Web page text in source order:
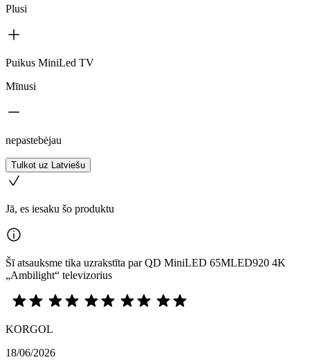
Plusi
Puikus MiniLed TV
Mīnusi
nepastebėjau
Tulkot uz Latviešu
Jā, es iesaku šo produktu
Šī atsauksme tika uzrakstīta par QD MiniLED 65MLED920 4K
„Ambilight“ televizorius
KORGOL
18/06/2026